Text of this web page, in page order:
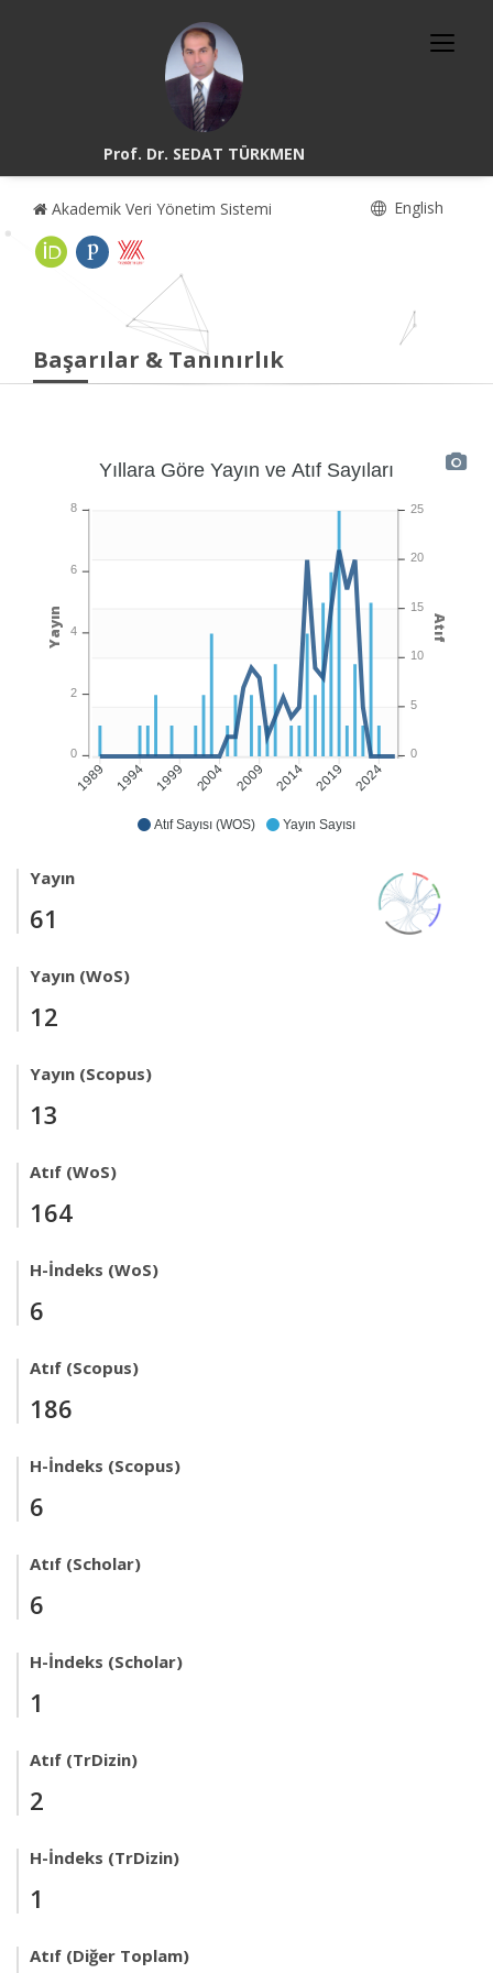
Prof. Dr. SEDAT TÜRKMEN
Akademik Veri Yönetim Sistemi English
Başarılar & Tanınırlık
Atıf Sayısı (WOS) Yayın Sayısı
1989 1994 1999 2004 2009 2014 2019 2024
Yıllara Göre Yayın ve Atıf Sayıları
25
20
15
10
5
0
Atıf
8
6
4
2
0
Yayın
Yayın
61
Yayın (WoS)
12
Yayın (Scopus)
13
Atıf (WoS)
164
H-İndeks (WoS)
6
Atıf (Scopus)
186
H-İndeks (Scopus)
6
Atıf (Scholar)
6
H-İndeks (Scholar)
1
Atıf (TrDizin)
2
H-İndeks (TrDizin)
1
Atıf (Diğer Toplam)